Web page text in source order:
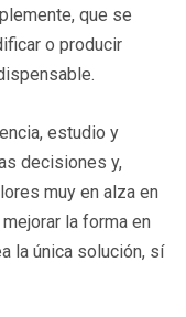
que se
o producir
estudio y
decisiones y,
muy en alza en
la forma en
la única solución, sí